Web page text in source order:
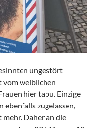
ungestört
vom weiblichen
hier tabu. Einzige
ebenfalls zugelassen,
Daher an die